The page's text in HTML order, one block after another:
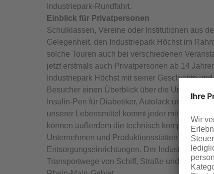
Industriepark-Rundfahrt.
Einblick für Privatpersonen
Schulklassen, Vereine oder Institutionen aus
Gelegenheit, den Industriepark Höchst im
solche Touren auch bei verschiedenen
jetzt erstmals auch Privatpersonen ab 14
Industriepark Höchst mit seiner Geschichte
Besucher einen Überblick über die
Insulin-Pen für Diabetiker, Autolack und
unserer Lebensmittel kommt jeder mit den
können außerdem die technisch komplexe
Unternehmen und Produktionsstätten
Entsorgungseinrichtungen. Der Industriepark
Transportwege von Schiff, Straße und